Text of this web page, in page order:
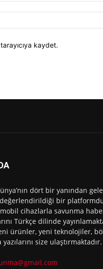
kaydet.
dört bir yanından
bir
cihazlarla savunma
Türkçe dilinde
ürünler, yeni teknolojiler,
size ulaştırmaktadır.